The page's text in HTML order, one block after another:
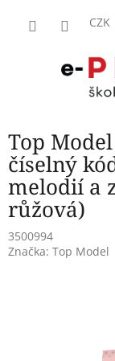
CZK
Top
číselný
melodií a
růžová)
3500994
Značka: Top Model